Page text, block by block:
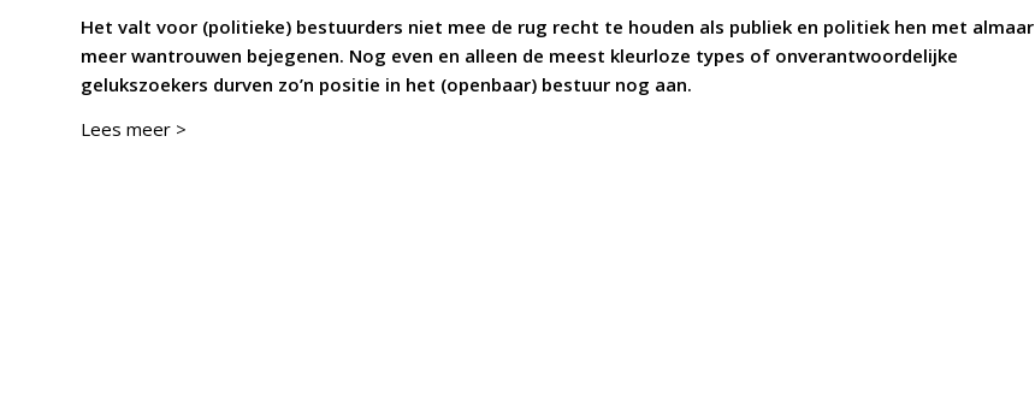
Het valt voor (politieke) bestuurders niet mee de rug recht te houden als publiek en politiek hen met almaar
meer wantrouwen bejegenen. Nog even en alleen de meest kleurloze types of onverantwoordelijke
gelukszoekers durven zo’n positie in het (openbaar) bestuur nog aan.
Lees meer >